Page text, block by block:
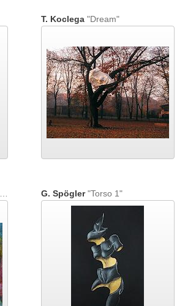
T. Koclega"Dream"
G. Spögler"Torso 1"